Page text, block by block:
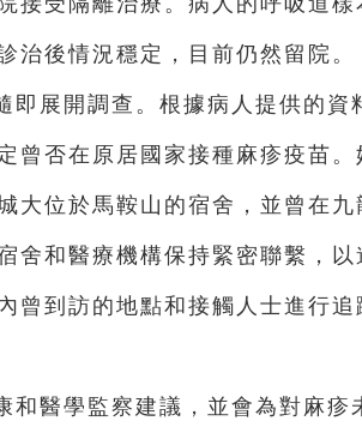
治後情況穩定，目前仍然留院。
即展開調查。根據病人提供的資
曾否在原居國家接種麻疹疫苗。
大位於馬鞍山的宿舍，並曾在九
舍和醫療機構保持緊密聯繫，以
曾到訪的地點和接觸人士進行追
和醫學監察建議，並會為對麻疹